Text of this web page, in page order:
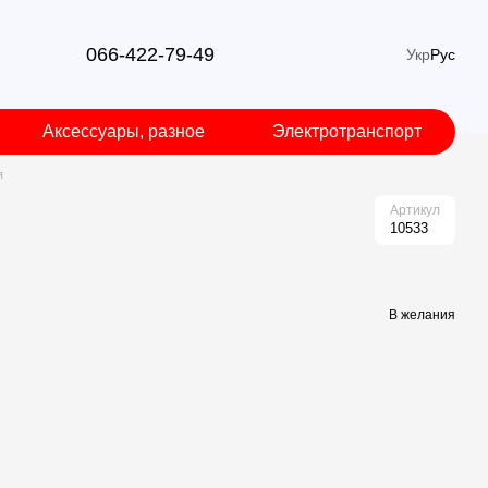
066-422-79-49 УкрРус
Аксессуары, разное Электротранспорт
Артикул
10533
В желания